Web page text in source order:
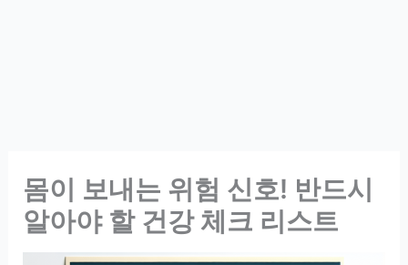
몸이 보내는 위험 신호! 반드시
알아야 할 건강 체크 리스트